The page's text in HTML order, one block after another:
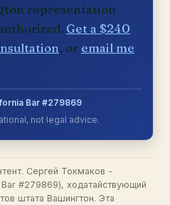
representation
Get a $240
, or email me
Bar #279869
not legal advice.
Сергей Токмаков -
#279869), ходатайствующий
штата Вашингтон. Эта